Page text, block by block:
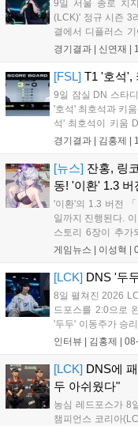
9일 서울 종로 치
(LCK)' 정규 시즌 3
결에서 디플러스
현석의 메이킹과 '
경기결과 | 신연재 |
[FSL] T1 '호석',
9일 잠실 DN 스타
'호석' 최호석과 키
석' 최호석이 키움
진출했고, '찬'은 탈
경기결과 | 김홍제 |
[뉴스] 잔홍, 링
동! '이환' 1.3 버
'이환'의 1.3 버전
일까지 진행된다.
스토리 6장이 추가
등장한다. 여름 시
의성도 강화된다. 8
공되며, 상세 일정
게임뉴스 | 이성혁 |
[LCK] DNS '두
8일 펼쳐진 2026
드포스를 2:0으로
'두두' 이동주가 승
다. 먼저 오랜만의
인터뷰 | 김홍제 |
[LCK] DNS에
두 아쉬웠다"
농심 레드포스가 8
챔피언스 코리아